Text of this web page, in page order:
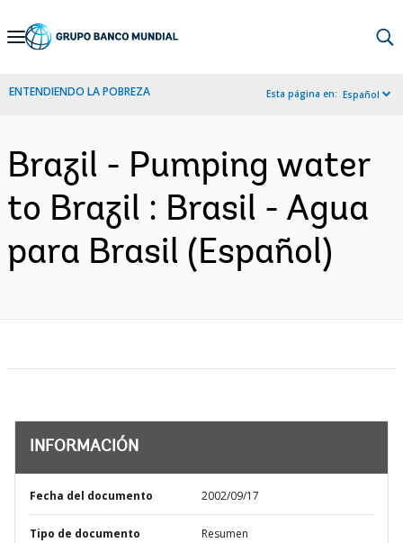
Skip
Navigation
ENTENDIENDO LA POBREZA Esta página en: Español
Brazil - Pumping water
to Brazil : Brasil - Agua
para Brasil (Español)
INFORMACIÓN
Fecha del documento 2002/09/17
Tipo de documento Resumen